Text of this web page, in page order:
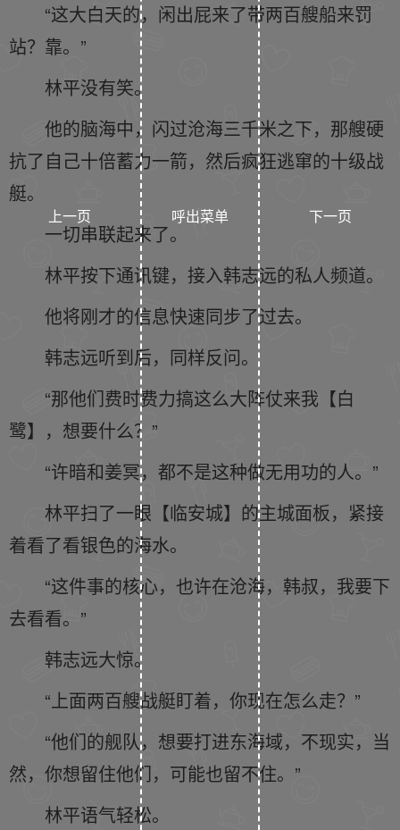
“这大白天的，闲出屁来了带两百艘船来罚
站？靠。”
林平没有笑。
他的脑海中，闪过沧海三千米之下，那艘硬
抗了自己十倍蓄力一箭，然后疯狂逃窜的十级战
艇。
一切串联起来了。
林平按下通讯键，接入韩志远的私人频道。
他将刚才的信息快速同步了过去。
韩志远听到后，同样反问。
“那他们费时费力搞这么大阵仗来我【白
鹭】，想要什么？”
“许暗和姜冥，都不是这种做无用功的人。”
林平扫了一眼【临安城】的主城面板，紧接
着看了看银色的海水。
“这件事的核心，也许在沧海，韩叔，我要下
去看看。”
韩志远大惊。
“上面两百艘战艇盯着，你现在怎么走？”
“他们的舰队，想要打进东海域，不现实，当
然，你想留住他们，可能也留不住。”
林平语气轻松。
上一页 下一页
呼出菜单